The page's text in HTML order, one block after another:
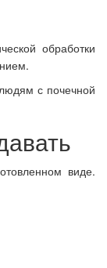
обработки
с почечной
виде.